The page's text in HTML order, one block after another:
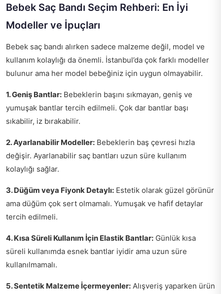
Bebek Saç Bandı Seçim Rehberi: En İyi
Modeller ve İpuçları
Bebek saç bandı alırken sadece malzeme değil, model ve
kullanım kolaylığı da önemli. İstanbul’da çok farklı modeller
bulunur ama her model bebeğiniz için uygun olmayabilir.
1. Geniş Bantlar: Bebeklerin başını sıkmayan, geniş ve
yumuşak bantlar tercih edilmeli. Çok dar bantlar başı
sıkabilir, iz bırakabilir.
2. Ayarlanabilir Modeller: Bebeklerin baş çevresi hızla
değişir. Ayarlanabilir saç bantları uzun süre kullanım
kolaylığı sağlar.
3. Düğüm veya Fiyonk Detaylı: Estetik olarak güzel görünür
ama düğüm çok sert olmamalı. Yumuşak ve hafif detaylar
tercih edilmeli.
4. Kısa Süreli Kullanım İçin Elastik Bantlar: Günlük kısa
süreli kullanımda esnek bantlar iyidir ama uzun süre
kullanılmamalı.
5. Sentetik Malzeme İçermeyenler: Alışveriş yaparken ürün